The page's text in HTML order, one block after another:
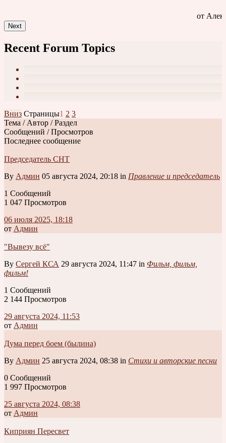
Next
Recent Forum Topics
Вниз Страницы1 2 3
Тема / Автор / Раздел
Сообщений / Просмотров
Последнее сообщение
Председатель СНТ
By Админ 05 августа 2024, 20:18 in Правление и председатель
1 Сообщений
1 047 Просмотров
06 июля 2025, 18:18
от Админ
"Вывезу всё"
By Сергей КСА 29 августа 2024, 11:47 in Фильм, фильм,
фильм!
1 Сообщений
2 144 Просмотров
29 августа 2024, 11:53
от Админ
Дума перед боем (былина)
By Админ 25 августа 2024, 08:38 in Стихи и авторские песни
0 Сообщений
1 997 Просмотров
25 августа 2024, 08:38
от Админ
Киприян Пересвет